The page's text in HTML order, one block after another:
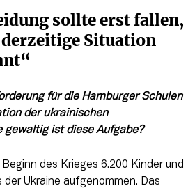
sollte erst fallen,
Situation
für die Hamburger Schulen
der ukrainischen
gewaltig ist diese Aufgabe?
des Krieges 6.200 Kinder und
Ukraine aufgenommen. Das